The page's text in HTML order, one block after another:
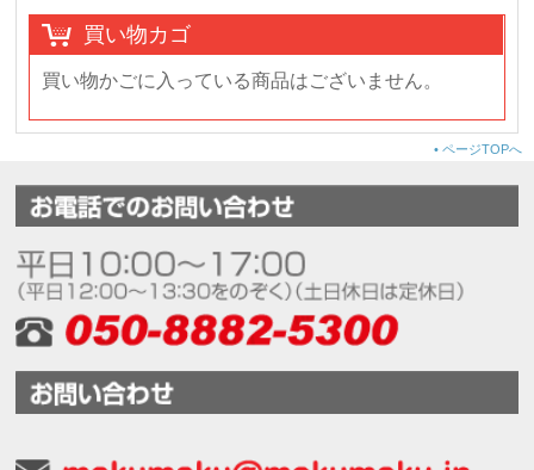
買い物カゴ
買い物かごに入っている商品はございません。
• ページTOPへ